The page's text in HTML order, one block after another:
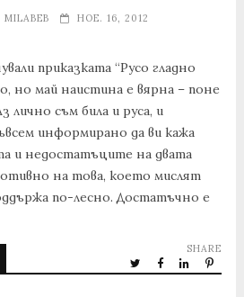
MILABEB
НОЕ. 16, 2012
приказката “Русо гладно
но май наистина е вярна – поне
лично съм била и руса, и
информирано да ви кажа
и недостатъците на двата
на това, което мислят
по-лесно. Достатъчно е
SHARE